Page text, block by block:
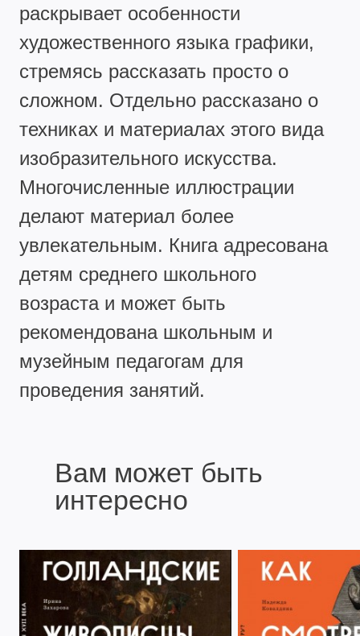
раскрывает особенности
художественного языка графики,
стремясь рассказать просто о
сложном. Отдельно рассказано о
техниках и материалах этого вида
изобразительного искусства.
Многочисленные иллюстрации
делают материал более
увлекательным. Книга адресована
детям среднего школьного
возраста и может быть
рекомендована школьным и
музейным педагогам для
проведения занятий.
Вам может быть
интересно